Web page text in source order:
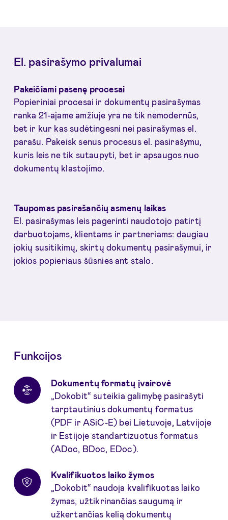
El. pasirašymo privalumai
Pakeičiami pasenę procesai
Popieriniai procesai ir dokumentų pasirašymas
ranka 21-ajame amžiuje yra ne tik nemodernūs,
bet ir kur kas sudėtingesni nei pasirašymas el.
parašu. Pakeisk senus procesus el. pasirašymu,
kuris leis ne tik sutaupyti, bet ir apsaugos nuo
dokumentų klastojimo.
Taupomas pasirašančių asmenų laikas
El. pasirašymas leis pagerinti naudotojo patirtį
darbuotojams, klientams ir partneriams: daugiau
jokių susitikimų, skirtų dokumentų pasirašymui, ir
jokios popieriaus šūsnies ant stalo.
Funkcijos
Dokumentų formatų įvairovė
„Dokobit“ suteikia galimybę pasirašyti
tarptautinius dokumentų formatus
(PDF ir ASiC-E) bei Lietuvoje, Latvijoje
ir Estijoje standartizuotus formatus
(ADoc, BDoc, EDoc).
Kvalifikuotos laiko žymos
„Dokobit“ naudoja kvalifikuotas laiko
žymas, užtikrinančias saugumą ir
užkertančias kelią dokumentų